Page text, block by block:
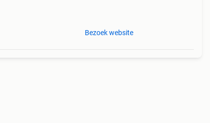
Bezoek website